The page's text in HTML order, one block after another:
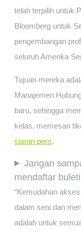
telah terpilih untuk
Bloomberg untuk
pengembangan
seluruh Amerika
Tujuan mereka
Manajemen
baru, sehingga
kelas, memesan
siaran pers.
Jangan
mendaftar
“Kemudahan
dalam seni dan
adalah untuk